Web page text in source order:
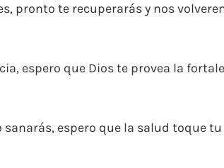
pronto te recuperarás y nos
espero que Dios te provea la
espero que la salud toque tu